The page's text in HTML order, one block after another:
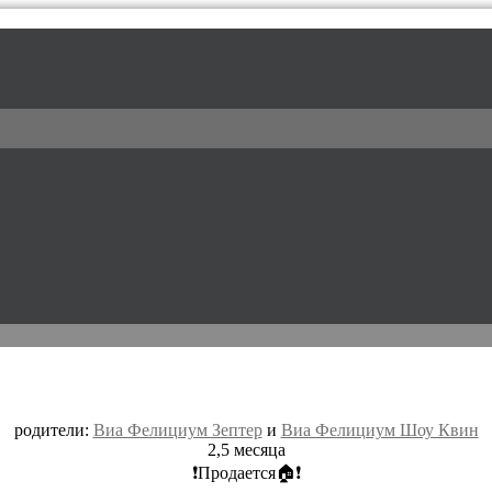
питомник доберманов
родители: Виа Фелициум Зептери Виа Фелициум Шоу Квин
2,5 месяца
❗Продается🏠❗